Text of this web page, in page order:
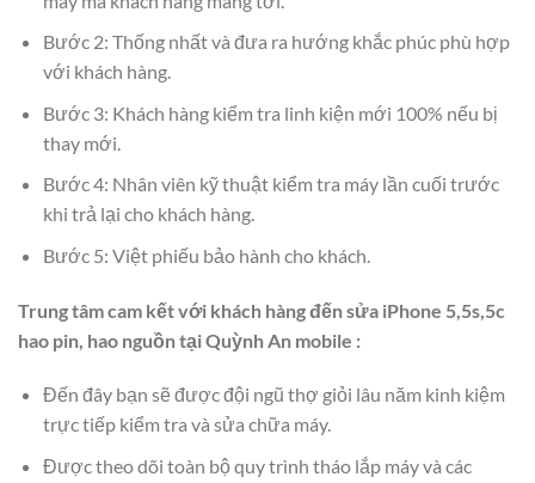
Bước 2: Thống nhất và đưa ra hướng khắc phúc phù hợp
với khách hàng.
Bước 3: Khách hàng kiểm tra linh kiện mới 100% nếu bị
thay mới.
Bước 4: Nhân viên kỹ thuật kiểm tra máy lần cuối trước
khi trả lại cho khách hàng.
Bước 5: Việt phiếu bảo hành cho khách.
Trung tâm cam kết với khách hàng đến sửa iPhone 5,5s,5c
hao pin, hao nguồn tại Quỳnh An mobile :
Đến đây bạn sẽ được đội ngũ thợ giỏi lâu năm kinh kiệm
trực tiếp kiểm tra và sửa chữa máy.
Được theo dõi toàn bộ quy trình tháo lắp máy và các